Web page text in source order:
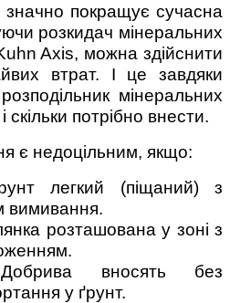
значно покращує сучасна
розкидач мінеральних
Axis, можна здійснити
втрат. І це завдяки
мінеральних
потрібно внести.
є недоцільним, якщо:
легкий (піщаний) з
вимивання.
розташована у зоні з
вносять без
у ґрунт.